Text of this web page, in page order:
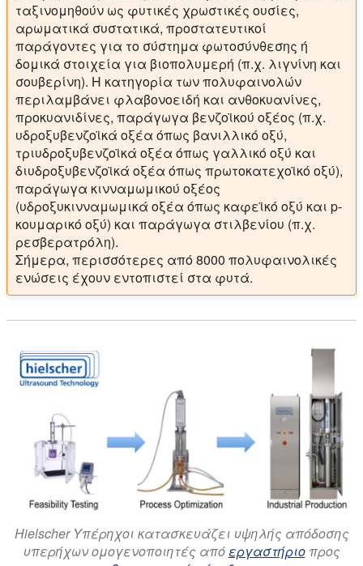
ταξινομηθούν ως φυτικές χρωστικές ουσίες,
αρωματικά συστατικά, προστατευτικοί
παράγοντες για το σύστημα φωτοσύνθεσης ή
δομικά στοιχεία για βιοπολυμερή (π.χ. λιγνίνη και
σουβερίνη). Η κατηγορία των πολυφαινολών
περιλαμβάνει φλαβονοειδή και ανθοκυανίνες,
προκυανιδίνες, παράγωγα βενζοϊκού οξέος (π.χ.
υδροξυβενζοϊκά οξέα όπως βανιλλικό οξύ,
τριυδροξυβενζοϊκά οξέα όπως γαλλικό οξύ και
διυδροξυβενζοϊκά οξέα όπως πρωτοκατεχοϊκό οξύ),
παράγωγα κινναμωμικού οξέος
(υδροξυκινναμωμικά οξέα όπως καφεϊκό οξύ και p-
κουμαρικό οξύ) και παράγωγα στιλβενίου (π.χ.
ρεσβερατρόλη).
Σήμερα, περισσότερες από 8000 πολυφαινολικές
ενώσεις έχουν εντοπιστεί στα φυτά.
Hielscher Υπέρηχοι κατασκευάζει υψηλής απόδοσης
υπερήχων ομογενοποιητές από εργαστήριοπρος